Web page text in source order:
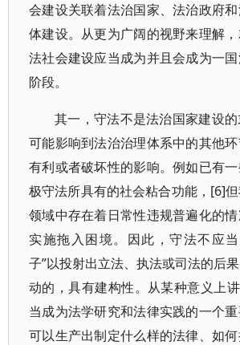
会建设关联着法治国家、法治政府
体建设。从更为广阔的视野来理解
法社会建设应当成为并且会成为一
阶段。
其一，守法不是法治国家建设
可能影响到法治治理体系中的其他
有利或者破坏性的影响。例如已有
极守法所具有的社会粘合功能，[6]
领域中存在着日常性违规普遍化的
实施拖入困境。因此，守法不应
子”以投射出立法、执法或司法的后
动的，具有建构性。从某种意义上
当成为法学研究和法律实践的一个
可以生产出制定什么样的法律、如